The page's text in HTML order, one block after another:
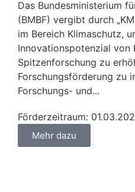
Das Bundesministerium
(BMBF) vergibt durch
im Bereich Klimaschutz,
Innovationspotenzial von
Spitzenforschung zu
Forschungsförderung zu
Forschungs- und...
Förderzeitraum:
Mehr dazu